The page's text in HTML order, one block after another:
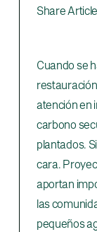
Share Article
Cuando se
atención en
carbono
plantados.
cara.
aportan
las
pequeños